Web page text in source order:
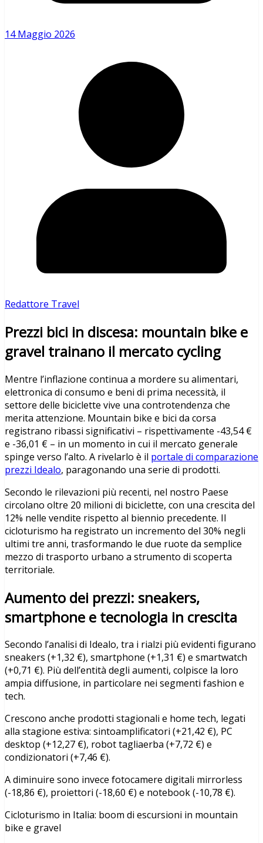
14 Maggio 2026
Redattore Travel
Prezzi bici in discesa: mountain bike e
gravel trainano il mercato cycling
Mentre l’inflazione continua a mordere su alimentari,
elettronica di consumo e beni di prima necessità, il
settore delle biciclette vive una controtendenza che
merita attenzione. Mountain bike e bici da corsa
registrano ribassi significativi – rispettivamente -43,54€
e -36,01 € – in un momento in cui il mercato generale
spinge verso l’alto. A rivelarlo è il portale di comparazione
prezzi Idealo, paragonando una serie di prodotti.
Secondo le rilevazioni più recenti, nel nostro Paese
circolano oltre 20 milioni di biciclette, con una crescita del
12% nelle vendite rispetto al biennio precedente. Il
cicloturismo ha registrato un incremento del 30% negli
ultimi tre anni, trasformando le due ruote da semplice
mezzo di trasporto urbano a strumento di scoperta
territoriale.
Aumento dei prezzi: sneakers,
smartphone e tecnologia in crescita
Secondo l’analisi di Idealo, tra i rialzi più evidenti figurano
sneakers (+1,32 €), smartphone (+1,31 €) e smartwatch
(+0,71 €). Più dell’entità degli aumenti, colpisce la loro
ampia diffusione, in particolare nei segmenti fashion e
tech.
Crescono anche prodotti stagionali e home tech, legati
alla stagione estiva: sintoamplificatori (+21,42 €), PC
desktop (+12,27 €), robot tagliaerba (+7,72 €) e
condizionatori (+7,46 €).
A diminuire sono invece fotocamere digitali mirrorless
(-18,86 €), proiettori (-18,60 €) e notebook (-10,78 €).
Cicloturismo in Italia: boom di escursioni in mountain
bike e gravel